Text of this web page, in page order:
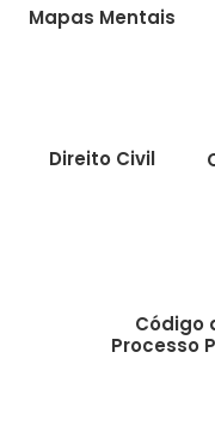
Mapas Mentais
Direito Civil
Código
Processo